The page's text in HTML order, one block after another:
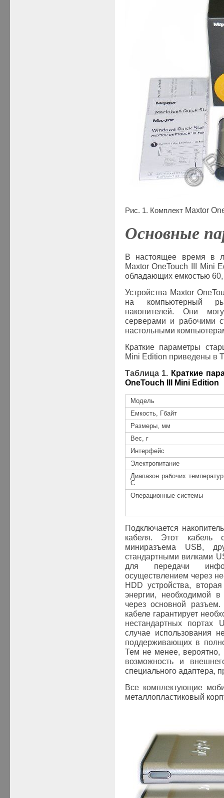
Рис. 1. Комплект Maxtor
Основные
В настоящее время в
Maxtor OneTouch Mini
обладающих емкостью 60,
Устройства Maxtor
на компьютерный
накопителей. Они
серверами и рабочими
настольными
Краткие параметры
Mini Edition приведены в
Таблица 1. Краткие
OneTouch III Mini Edition
Модель
Емкость, Гбайт
Размеры, мм
Вес, г
Интерфейс
Электропитание
Диапазон рабочих
С
Операционные системы
Подключается
кабеля. Этот кабель
миниразъема USB,
стандартными вилками
для передачи
осуществлением через
HDD устройства,
энергии, необходимой в
через основной
кабеле гарантирует
нестандартных портах
случае использования
поддерживающих в
Тем не менее, вероятно,
возможность и
специального адаптера,
Все комплектующие
металлопластиковый